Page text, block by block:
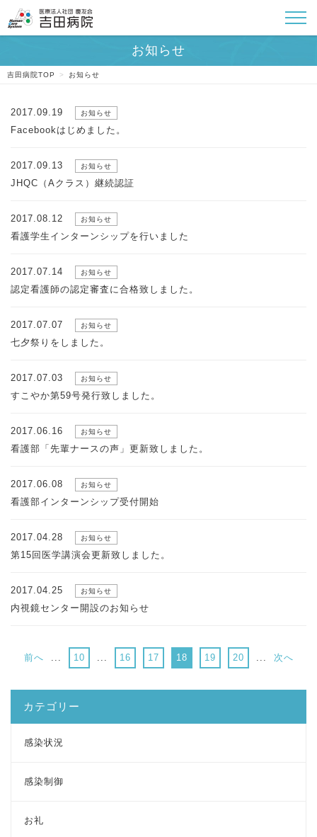
吉田病院TOP > お知らせ
2017.09.19 お知らせ
Facebookはじめました。
2017.09.13 お知らせ
JHQC（Aクラス）継続認証
2017.08.12 お知らせ
看護学生インターンシップを行いました
2017.07.14 お知らせ
認定看護師の認定審査に合格致しました。
2017.07.07 お知らせ
七夕祭りをしました。
2017.07.03 お知らせ
すこやか第59号発行致しました。
2017.06.16 お知らせ
看護部「先輩ナースの声」更新致しました。
2017.06.08 お知らせ
看護部インターンシップ受付開始
2017.04.28 お知らせ
第15回医学講演会更新致しました。
2017.04.25 お知らせ
内視鏡センター開設のお知らせ
前へ ... 10 ... 16 17 18 19 20 ... 次へ
カテゴリー
感染状況
感染制御
お礼